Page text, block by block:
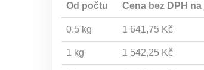
Od počtu
Cena bez DPH
0.5 kg 1 641,75 Kč
1 kg 1 542,25 Kč